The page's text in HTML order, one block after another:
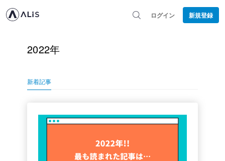
ログイン 新規登録
2022年
新着記事